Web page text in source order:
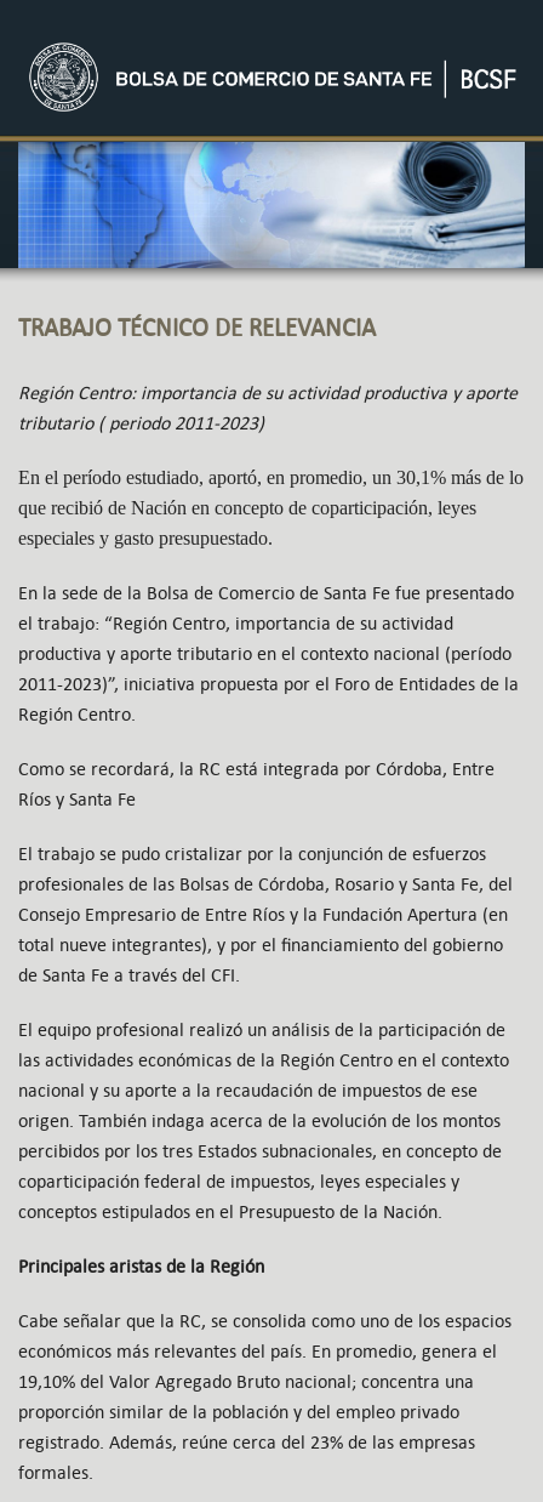
TRABAJO TÉCNICO DE RELEVANCIA
Región Centro: importancia de su actividad productiva y aporte
tributario ( periodo 2011-2023)
En el período estudiado, aportó, en promedio, un 30,1% más de lo
que recibió de Nación en concepto de coparticipación, leyes
especiales y gasto presupuestado.
En la sede de la Bolsa de Comercio de Santa Fe fue presentado
el trabajo: “Región Centro, importancia de su actividad
productiva y aporte tributario en el contexto nacional (período
2011-2023)”, iniciativa propuesta por el Foro de Entidades de la
Región Centro.
Como se recordará, la RC está integrada por Córdoba, Entre
Ríos y Santa Fe
El trabajo se pudo cristalizar por la conjunción de esfuerzos
profesionales de las Bolsas de Córdoba, Rosario y Santa Fe, del
Consejo Empresario de Entre Ríos y la Fundación Apertura (en
total nueve integrantes), y por el financiamiento del gobierno
de Santa Fe a través del CFI.
El equipo profesional realizó un análisis de la participación de
las actividades económicas de la Región Centro en el contexto
nacional y su aporte a la recaudación de impuestos de ese
origen. También indaga acerca de la evolución de los montos
percibidos por los tres Estados subnacionales, en concepto de
coparticipación federal de impuestos, leyes especiales y
conceptos estipulados en el Presupuesto de la Nación.
Principales aristas de la Región
Cabe señalar que la RC, se consolida como uno de los espacios
económicos más relevantes del país. En promedio, genera el
19,10% del Valor Agregado Bruto nacional; concentra una
proporción similar de la población y del empleo privado
registrado. Además, reúne cerca del 23% de las empresas
formales.